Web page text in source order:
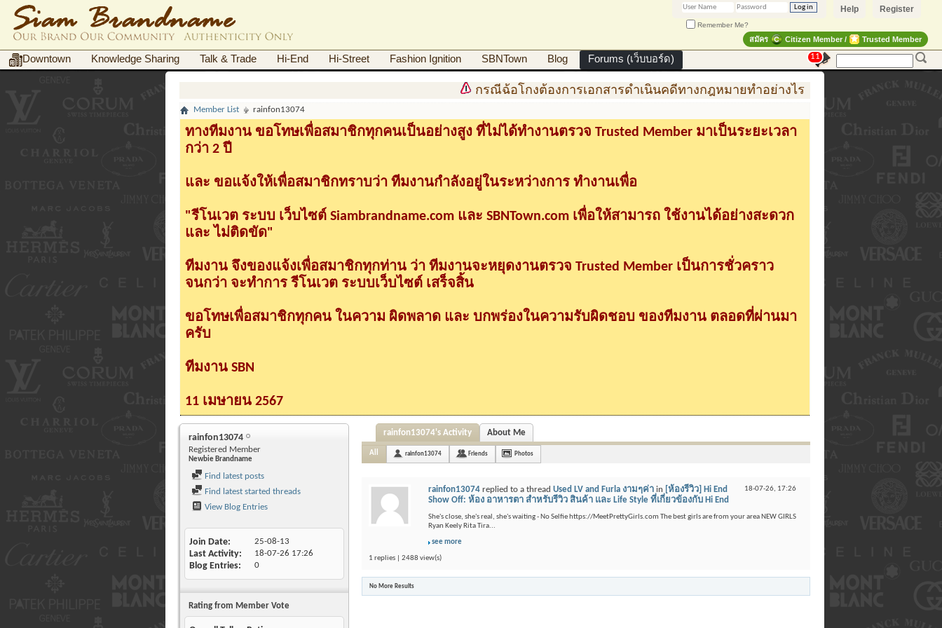
Register
Help
Remember Me?
สมัคร Citizen Member / Trusted Member
Downtown Knowledge Sharing Talk & Trade Hi-End Hi-Street Fashion Ignition SBNTown Blog Forums (เว็บบอร์ด) 11
กรณีฉ้อโกงต้องการเอกสารดำเนินคดีทางกฎหมายทำอย่างไร
Member List rainfon13074
ทางทีมงาน ขอโทษเพื่อสมาชิกทุกคนเป็นอย่างสูง ที่ไม่ได้ทำงานตรวจ Trusted Member มาเป็นระยะเวลา
กว่า 2 ปี
และ ขอแจ้งให้เพื่อสมาชิกทราบว่า ทีมงานกำลังอยู่ในระหว่างการ ทำงานเพื่อ
"รีโนเวต ระบบ เว็บไซต์ Siambrandname.com และ SBNTown.com เพื่อให้สามารถ ใช้งานได้อย่างสะดวก
และ ไม่ติดขัด"
ทีมงาน จึงของแจ้งเพื่อสมาชิกทุกท่าน ว่า ทีมงานจะหยุดงานตรวจ Trusted Member เป็นการชั่วคราว
จนกว่า จะทำการ รีโนเวต ระบบเว็บไซต์ เสร็จสิ้น
ขอโทษเพื่อสมาชิกทุกคน ในความ ผิดพลาด และ บกพร่องในความรับผิดชอบ ของทีมงาน ตลอดที่ผ่านมา
ครับ
ทีมงาน SBN
11 เมษายน 2567
rainfon13074
Registered Member
Newbie Brandname
Find latest posts
Find latest started threads
View Blog Entries
Join Date 25-08-13
Last Activity 18-07-26 17:26
Blog Entries 0
Rating from Member Vote
rainfon13074's Activity About Me
All rainfon13074 Friends Photos
18-07-26, 17:26
rainfon13074replied to a thread Used LV and Furla งามๆค่าin [ห้องรีวิว] Hi End
Show Off: ห้อง อาหารตา สำหรับรีวิว สินค้า และ Life Style ที่เกี่ยวข้องกับ Hi End
She's close, she's real, she's waiting - No Selfie https://MeetPrettyGirls.com The best girls are from your area NEW GIRLS
Ryan Keely Rita Tira...
see more
1 replies | 2488 view(s)
No More Results